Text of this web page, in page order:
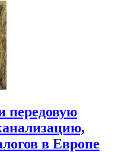
передовую
в Европе